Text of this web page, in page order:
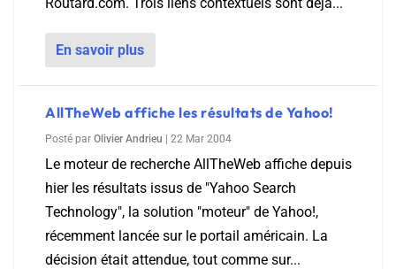
En savoir plus
AllTheWeb affiche les résultats de Yahoo!
Posté par Olivier Andrieu 22 Mar 2004
Le moteur de recherche AllTheWeb affiche depuis
hier les résultats issus de "Yahoo Search
Technology", la solution "moteur" de Yahoo!,
récemment lancée sur le portail américain. La
décision était attendue, tout comme sur...